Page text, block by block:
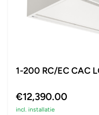
1-200 RC/EC CAC
€12,390.00
incl. installatie